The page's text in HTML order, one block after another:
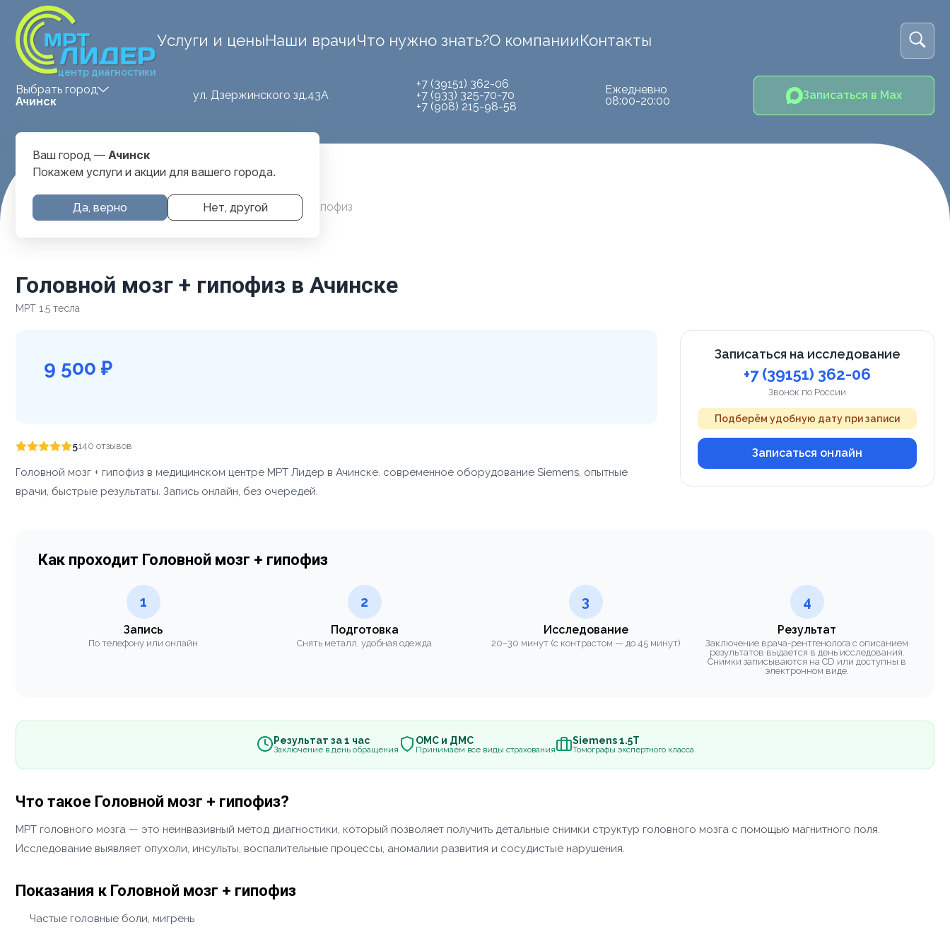
центр диагностики
Услуги и ценыНаши врачиЧто нужно знать?О компанииКонтакты
Выбрать город
Ачинск
ул. Дзержинского зд.43А
+7 (39151) 362-06
+7 (933) 325-70-70
+7 (908) 215-98-58
Ежедневно
08:00-20:00
Записаться в Max
Ваш город — Ачинск
Покажем услуги и акции для вашего города.
Да, верно Нет, другой
Услуги и цены МРТ Головы Головной мозг + гипофиз
Головной мозг + гипофиз в Ачинске
МРТ 1.5 тесла
9 500 ₽
5140 отзывов
Головной мозг + гипофиз в медицинском центре МРТ Лидер в Ачинске. современное оборудование Siemens, опытные
врачи, быстрые результаты. Запись онлайн, без очередей.
Записаться на исследование
+7 (39151) 362-06
Звонок по России
Подберём удобную дату при записи
Записаться онлайн
Как проходит Головной мозг + гипофиз
1
Запись
По телефону или онлайн
2
Подготовка
Снять металл, удобная одежда
3
Исследование
20–30 минут (с контрастом — до 45 минут)
4
Результат
Заключение врача-рентгенолога с описанием
результатов выдается в день исследования.
Снимки записываются на CD или доступны в
электронном виде.
Результат за 1 час
Заключение в день обращения
ОМС и ДМС
Принимаем все виды страхования
Siemens 1.5Т
Томографы экспертного класса
Что такое Головной мозг + гипофиз?
МРТ головного мозга — это неинвазивный метод диагностики, который позволяет получить детальные снимки структур головного мозга с помощью магнитного поля.
Исследование выявляет опухоли, инсульты, воспалительные процессы, аномалии развития и сосудистые нарушения.
Показания к Головной мозг + гипофиз
Частые головные боли, мигрень